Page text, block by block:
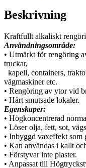
Beskrivning
Kraftfullt alkaliskt
Användningsområde:
• Utmärkt för rengöring
truckar,
kapell, containers,
vägmaskiner etc.
• Rengöring av ytor vid
• Hårt smutsade lokaler.
Egenskaper:
• Högkoncentrerad
• Löser olja, fett, sot,
• Inbyggd vaxeffekt som
• Kan användas i kallt
• Förstyvar inte plaster.
• Anpassat till